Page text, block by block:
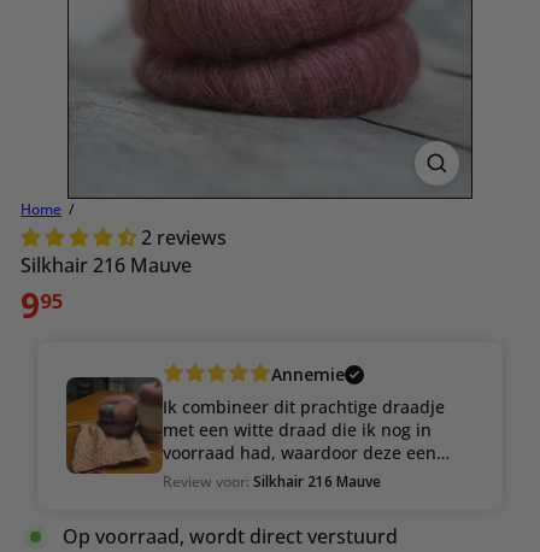
Home
2 reviews
Silkhair 216 Mauve
Normale
prijs
995
Annemie
Ik combineer dit prachtige draadje
met een witte draad die ik nog in
voorraad had, waardoor deze een
hele mooie uitstraling krijgt.
Review voor: Silkhair 216 Mauve
Op voorraad, wordt direct verstuurd